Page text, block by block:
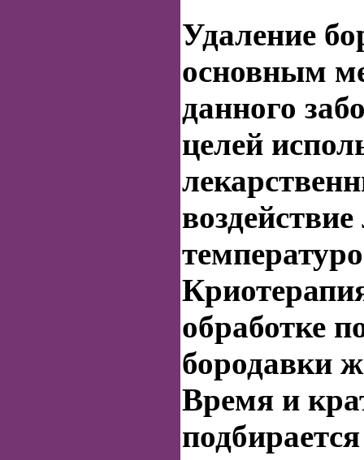
Удаление
основным
данного
целей
обработке
бородавки
Время и